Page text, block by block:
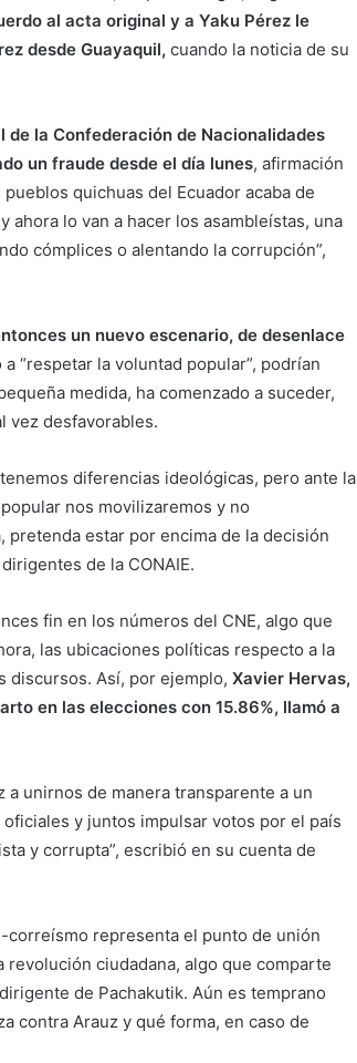
al acta original y a Yaku Pérez le
desde Guayaquil, cuando la noticia de su
la Confederación de Nacionalidades
un fraude desde el día lunes, afirmación
quichuas del Ecuador acaba de
ahora lo van a hacer los asambleístas, una
cómplices o alentando la corrupción”,
un nuevo escenario, de desenlace
“respetar la voluntad popular”, podrían
medida, ha comenzado a suceder,
vez desfavorables.
diferencias ideológicas, pero ante la
nos movilizaremos y no
estar por encima de la decisión
de la CONAIE.
fin en los números del CNE, algo que
las ubicaciones políticas respecto a la
discursos. Así, por ejemplo, Xavier Hervas,
en las elecciones con 15.86%, llamó a
a unirnos de manera transparente a un
oficiales y juntos impulsar votos por el país
y corrupta”, escribió en su cuenta de
correísmo representa el punto de unión
ciudadana, algo que comparte
de Pachakutik. Aún es temprano
contra Arauz y qué forma, en caso de